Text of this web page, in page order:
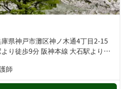
県神戸市灘区神ノ木通4丁目2-15
JR神戸線 摩耶駅より徒歩9分 阪神本線 大石駅より徒歩9分
師